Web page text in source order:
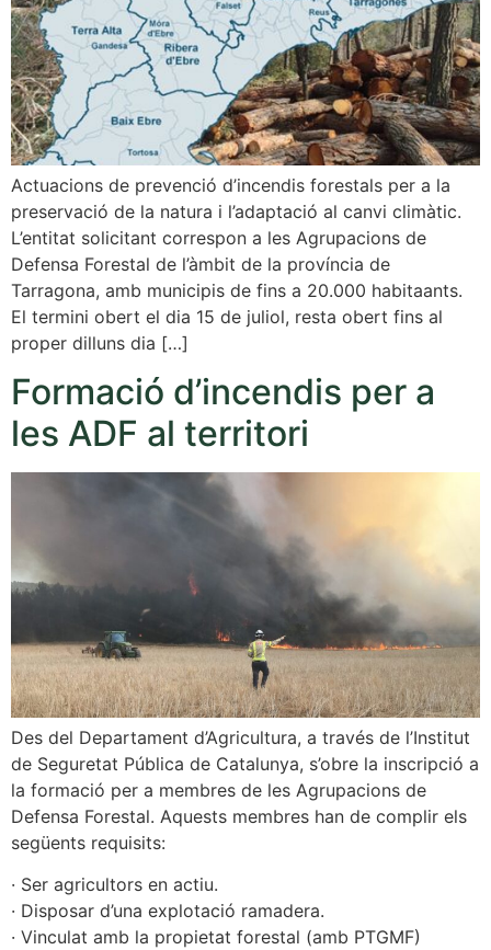
Actuacions de prevenció d’incendis forestals per a la
preservació de la natura i l’adaptació al canvi climàtic.
L’entitat solicitant correspon a les Agrupacions de
Defensa Forestal de l’àmbit de la província de
Tarragona, amb municipis de fins a 20.000 habitaants.
El termini obert el dia 15 de juliol, resta obert fins al
proper dilluns dia […]
Formació d’incendis per a
les ADF al territori
Des del Departament d’Agricultura, a través de l’Institut
de Seguretat Pública de Catalunya, s’obre la inscripció a
la formació per a membres de les Agrupacions de
Defensa Forestal. Aquests membres han de complir els
següents requisits:
· Ser agricultors en actiu.
· Disposar d’una explotació ramadera.
· Vinculat amb la propietat forestal (amb PTGMF)